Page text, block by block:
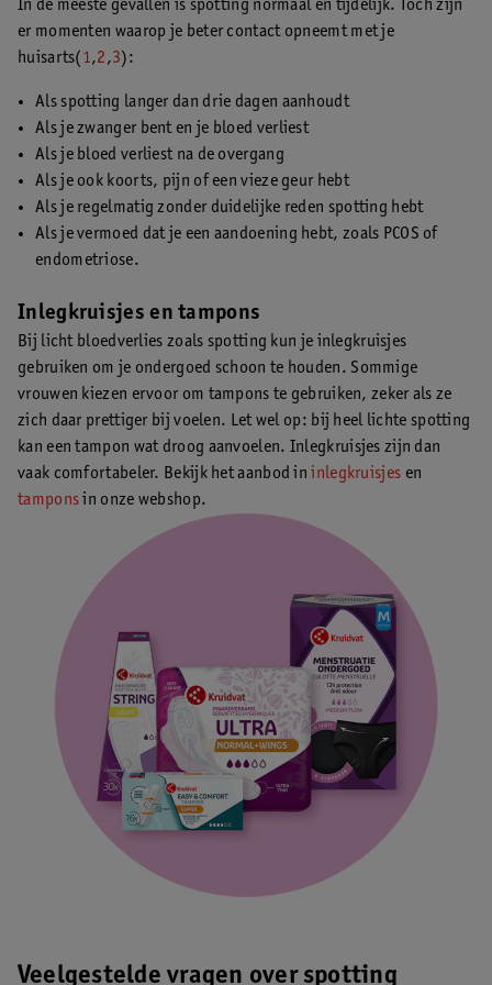
In de meeste gevallen is spotting normaal en tijdelijk. Toch zijn
er momenten waarop je beter contact opneemt met je
huisarts(1,2,3):
Als spotting langer dan drie dagen aanhoudt
Als je zwanger bent en je bloed verliest
Als je bloed verliest na de overgang
Als je ook koorts, pijn of een vieze geur hebt
Als je regelmatig zonder duidelijke reden spotting hebt
Als je vermoed dat je een aandoening hebt, zoals PCOS of
endometriose.
Inlegkruisjes en tampons
Bij licht bloedverlies zoals spotting kun je inlegkruisjes
gebruiken om je ondergoed schoon te houden. Sommige
vrouwen kiezen ervoor om tampons te gebruiken, zeker als ze
zich daar prettiger bij voelen. Let wel op: bij heel lichte spotting
kan een tampon wat droog aanvoelen. Inlegkruisjes zijn dan
vaak comfortabeler. Bekijk het aanbod ininlegkruisjes en
tamponsin onze webshop.
Veelgestelde vragen over spotting